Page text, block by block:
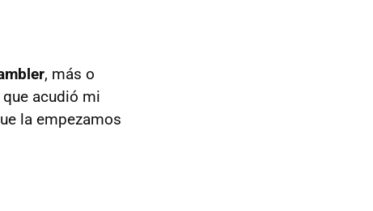
, más o
que acudió mi
la empezamos